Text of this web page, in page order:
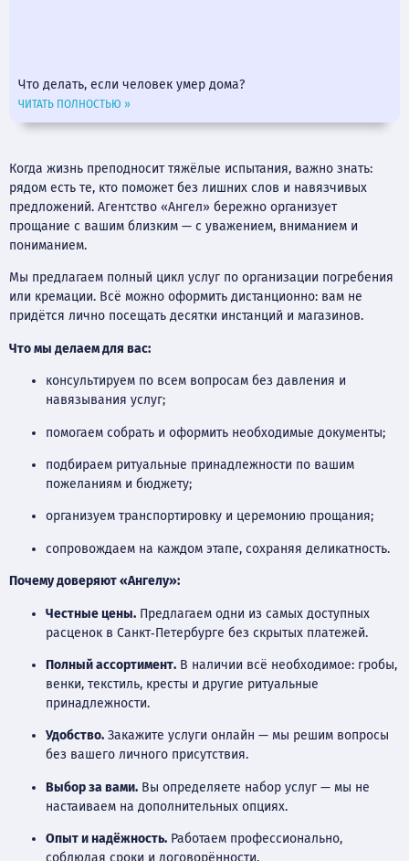
Что делать, если человек умер дома?
ЧИТАТЬ ПОЛНОСТЬЮ »
Когда жизнь преподносит тяжёлые испытания, важно знать:
рядом есть те, кто поможет без лишних слов и навязчивых
предложений. Агентство «Ангел» бережно организует
прощание с вашим близким — с уважением, вниманием и
пониманием.
Мы предлагаем полный цикл услуг по организации погребения
или кремации. Всё можно оформить дистанционно: вам не
придётся лично посещать десятки инстанций и магазинов.
Что мы делаем для вас:
консультируем по всем вопросам без давления и
навязывания услуг;
помогаем собрать и оформить необходимые документы;
подбираем ритуальные принадлежности по вашим
пожеланиям и бюджету;
организуем транспортировку и церемонию прощания;
сопровождаем на каждом этапе, сохраняя деликатность.
Почему доверяют «Ангелу»:
Честные цены. Предлагаем одни из самых доступных
расценок в Санкт‑Петербурге без скрытых платежей.
Полный ассортимент. В наличии всё необходимое: гробы,
венки, текстиль, кресты и другие ритуальные
принадлежности.
Удобство. Закажите услуги онлайн — мы решим вопросы
без вашего личного присутствия.
Выбор за вами. Вы определяете набор услуг — мы не
настаиваем на дополнительных опциях.
Опыт и надёжность. Работаем профессионально,
соблюдая сроки и договорённости.